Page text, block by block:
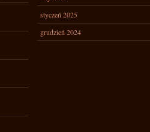
styczeń 2025
grudzień 2024